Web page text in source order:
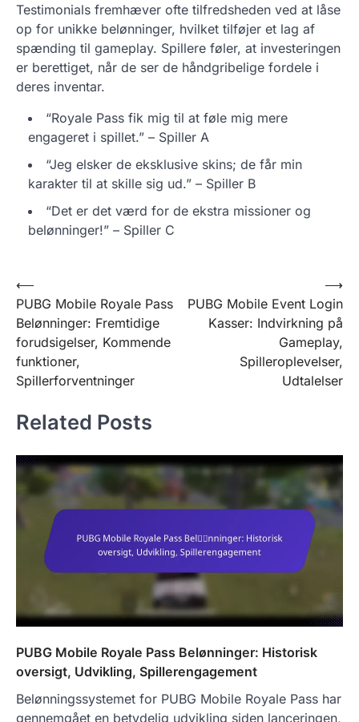
Testimonials fremhæver ofte tilfredsheden ved at låse
op for unikke belønninger, hvilket tilføjer et lag af
spænding til gameplay. Spillere føler, at investeringen
er berettiget, når de ser de håndgribelige fordele i
deres inventar.
“Royale Pass fik mig til at føle mig mere
engageret i spillet.” – Spiller A
“Jeg elsker de eksklusive skins; de får min
karakter til at skille sig ud.” – Spiller B
“Det er det værd for de ekstra missioner og
belønninger!” – Spiller C
Post
navigation
⟵
PUBG Mobile Royale Pass
Belønninger: Fremtidige
forudsigelser, Kommende
funktioner,
Spillerforventninger
PUBG Mobile Event Login
Kasser: Indvirkning på
Gameplay,
Spilleroplevelser,
Udtalelser
⟶
Related Posts
PUBG Mobile Royale Pass Belønninger: Historisk
oversigt, Udvikling, Spillerengagement
Belønningssystemet for PUBG Mobile Royale Pass har
gennemgået en betydelig udvikling siden lanceringen,